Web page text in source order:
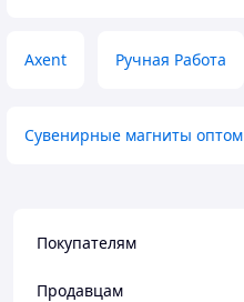
Axent Ручная Работа
Сувенирные магниты оптом
Покупателям
Продавцам